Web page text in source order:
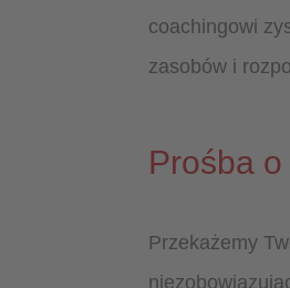
coachingowi
zasobów i
Prośba
Przekażemy